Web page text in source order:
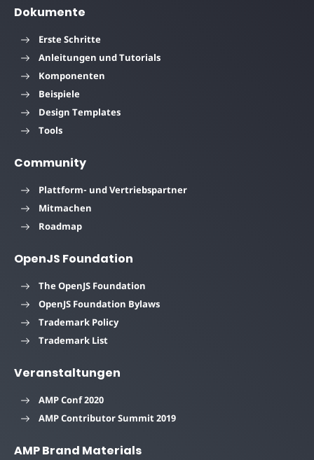
Dokumente
Erste Schritte
Anleitungen und Tutorials
Komponenten
Beispiele
Design Templates
Tools
Community
Plattform- und Vertriebspartner
Mitmachen
Roadmap
OpenJS Foundation
The OpenJS Foundation
OpenJS Foundation Bylaws
Trademark Policy
Trademark List
Veranstaltungen
AMP Conf 2020
AMP Contributor Summit 2019
AMP Brand Materials